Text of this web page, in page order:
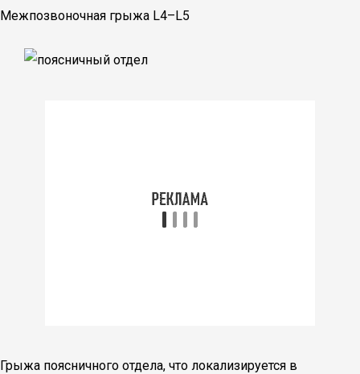
Межпозвоночная грыжа L4–L5
Грыжа поясничного отдела, что локализируется в